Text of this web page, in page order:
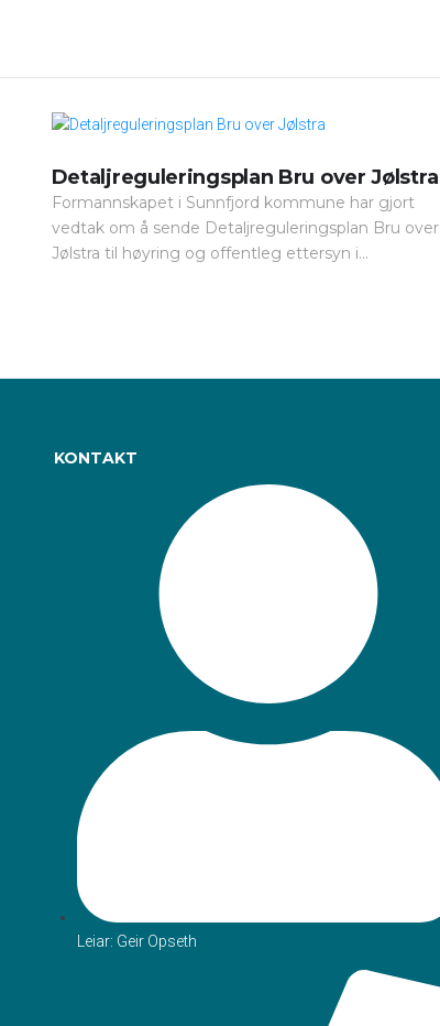
Detaljreguleringsplan Bru over Jølstra
Formannskapet i Sunnfjord kommune har gjort
vedtak om å sende Detaljreguleringsplan Bru over
Jølstra til høyring og offentleg ettersyn i...
KONTAKT
Leiar: Geir Opseth